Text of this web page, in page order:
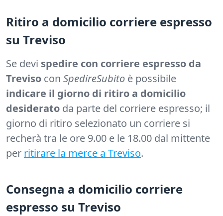
Ritiro a domicilio corriere espresso
su Treviso
Se devi spedire con corriere espresso da
Treviso con SpedireSubito è possibile
indicare il giorno di ritiro a domicilio
desiderato da parte del corriere espresso; il
giorno di ritiro selezionato un corriere si
recherà tra le ore 9.00 e le 18.00 dal mittente
per ritirare la merce a Treviso.
Consegna a domicilio corriere
espresso su Treviso